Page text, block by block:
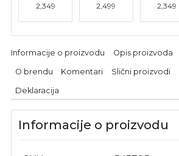
2,349 2,499 2,349
Informacije o proizvodu Opis proizvoda
O brendu Komentari Slični proizvodi
Deklaracija
Informacije o proizvodu